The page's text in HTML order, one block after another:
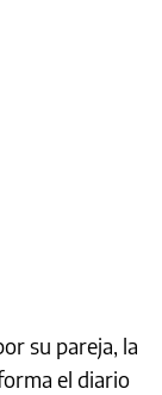
su pareja, la
el diario